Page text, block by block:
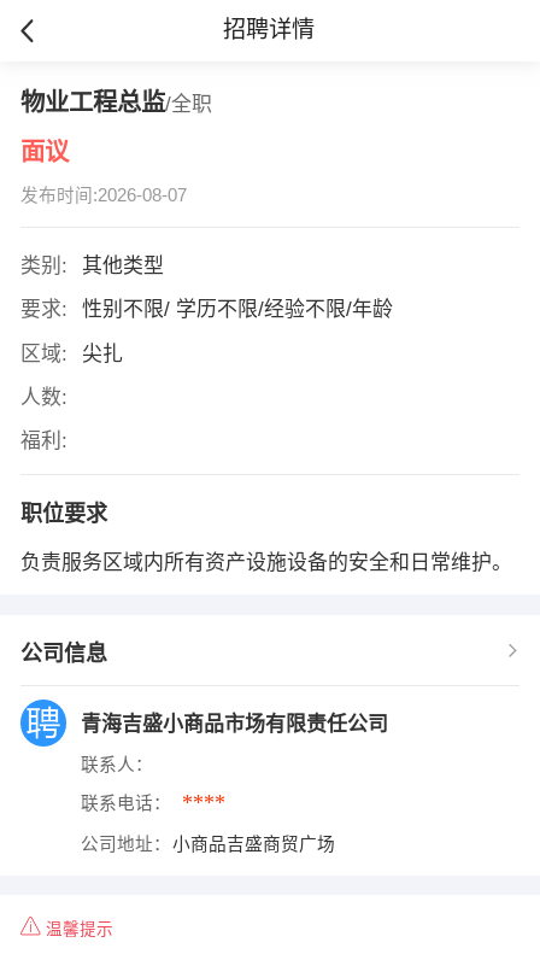
招聘详情
物业工程总监/全职
面议
发布时间:2026-08-07
类别:
其他类型
要求:
性别不限/ 学历不限/经验不限/年龄
区域:
尖扎
人数:
福利:
职位要求
负责服务区域内所有资产设施设备的安全和日常维护。
公司信息
青海吉盛小商品市场有限责任公司
联系人：
联系电话： ****
公司地址： 小商品吉盛商贸广场
温馨提示